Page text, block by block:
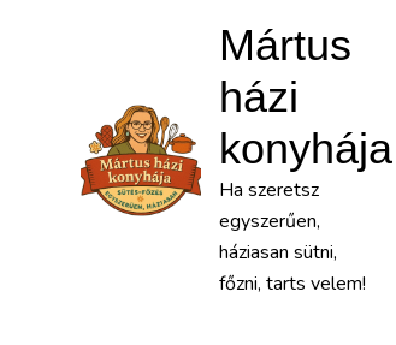
Mártus
házi
konyhája
Ha szeretsz
egyszerűen,
háziasan sütni,
főzni, tarts velem!